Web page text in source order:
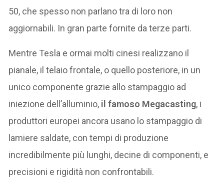
50, che spesso non parlano tra di loro non
aggiornabili. In gran parte fornite da terze parti.
Mentre Tesla e ormai molti cinesi realizzano il
pianale, il telaio frontale, o quello posteriore, in un
unico componente grazie allo stampaggio ad
iniezione dell’alluminio, il famoso Megacasting, i
produttori europei ancora usano lo stampaggio di
lamiere saldate, con tempi di produzione
incredibilmente più lunghi, decine di componenti, e
precisioni e rigidità non confrontabili.